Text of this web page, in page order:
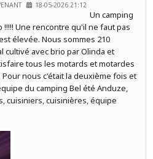
18-05-2026 21:12
Un camping
Une rencontre qu'il ne faut pas
élevée. Nous sommes 210
cultivé avec brio par Olinda et
tous les motards et motardes
nous c'était la deuxième fois et
du camping Bel été Anduze,
cuisiniers, cuisinières, équipe